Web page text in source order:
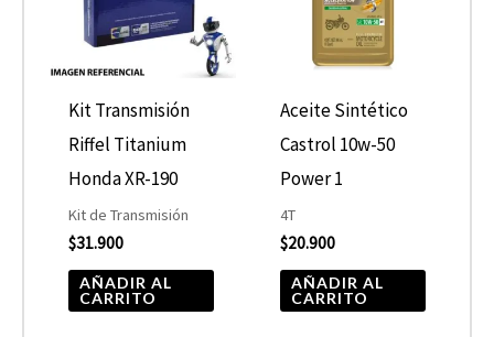
Kit Transmisión
Riffel Titanium
Honda XR-190
Kit de Transmisión
$31.900
AÑADIR AL
CARRITO
Aceite Sintético
Castrol 10w-50
Power 1
4T
$20.900
AÑADIR AL
CARRITO